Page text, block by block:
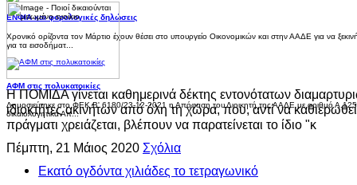
ΕΝΦΙΑ και φορολογικές δηλώσεις
Χρονικό ορίζοντα τον Μάρτιο έχουν θέσει στο υπουργείο Οικονομικών και στην ΑΑΔΕ για να
για τα εισοδήματ...
ΑΦΜ στις πολυκατοικίες
Δημοσιεύτηκε στο ΦΕΚ Β' 6180/23-12-2021 η Απόφαση του Διοικητή της ΑΑΔΕ με αριθμό
δικαιολογητικά Απ...
Η ΠΟΜΙΔΑ γίνεται καθημερινά δέκτης εντονότατων
ιδιοκτήτες ακινήτων από όλη τη χώρα, που, αντί να
πράγματι χρειάζεται, βλέπουν να παρατείνεται το ίδιο "κ
Πέμπτη, 21 Μάιος 2020 Σχόλια
Εκατό ογδόντα χιλιάδες το τετραγωνικό